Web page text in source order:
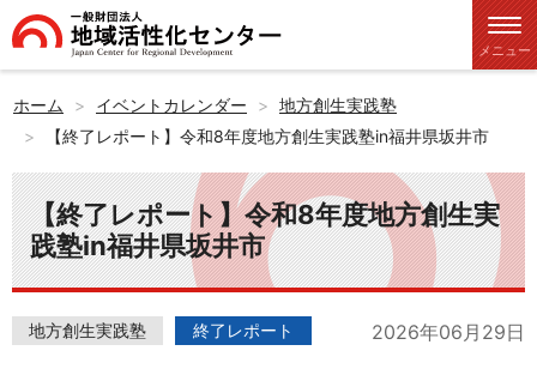
メニュー
ホーム イベントカレンダー
地方創生実践塾
【終了レポート】令和8年度地方創生実践塾in福井県坂井市
【終了レポート】令和8年度地方創生実
践塾in福井県坂井市
地方創生実践塾 終了レポート 2026年06月29日